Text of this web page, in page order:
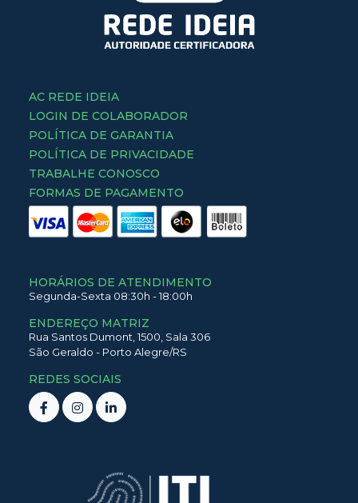
AC REDE IDEIA
LOGIN DE COLABORADOR
POLÍTICA DE GARANTIA
POLÍTICA DE PRIVACIDADE
TRABALHE CONOSCO
FORMAS DE PAGAMENTO
HORÁRIOS DE ATENDIMENTO
Segunda-Sexta 08:30h - 18:00h
ENDEREÇO MATRIZ
Rua Santos Dumont,1500, Sala 306
São Geraldo - Porto Alegre/RS
REDES SOCIAIS